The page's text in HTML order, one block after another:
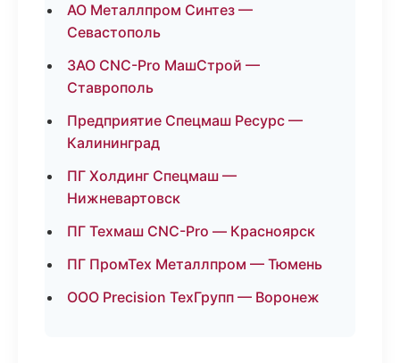
АО Металлпром Синтез —
Севастополь
ЗАО CNC-Pro МашСтрой —
Ставрополь
Предприятие Спецмаш Ресурс —
Калининград
ПГ Холдинг Спецмаш —
Нижневартовск
ПГ Техмаш CNC-Pro — Красноярск
ПГ ПромТех Металлпром — Тюмень
ООО Precision ТехГрупп — Воронеж